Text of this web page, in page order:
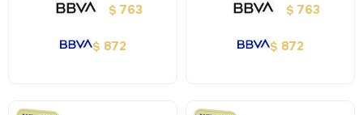
$ 763
$ 872
$ 763
$ 872